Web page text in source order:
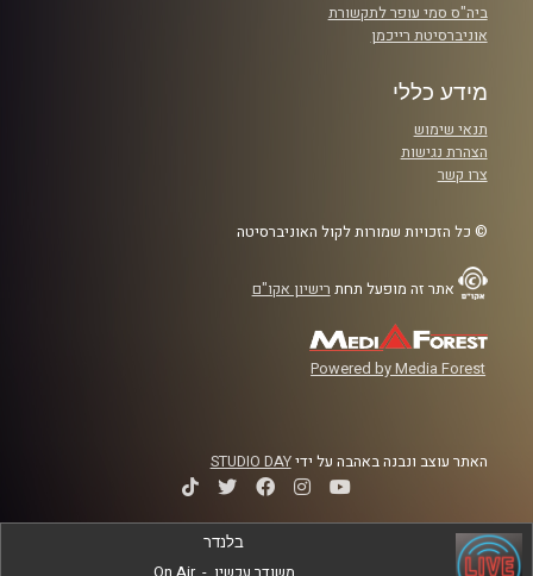
ביה"ס סמי עופר לתקשורת
אוניברסיטת רייכמן
מידע כללי
תנאי שימוש
הצהרת נגישות
צרו קשר
© כל הזכויות שמורות לקול האוניברסיטה
אתר זה מופעל תחת רישיון אקו"ם
Powered by Media Forest
האתר עוצב ונבנה באהבה על ידיSTUDIO DAY
בלנדר